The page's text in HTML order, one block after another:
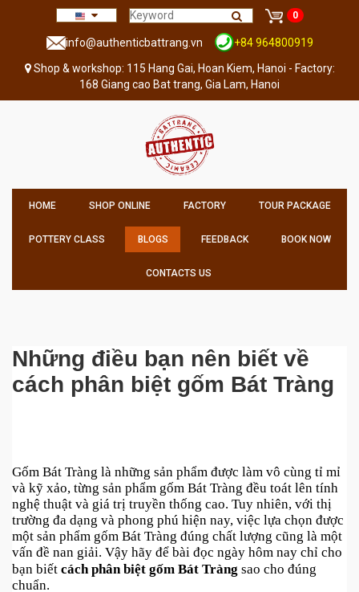
0
info@authenticbattrang.vn
+84 964800919
Shop & workshop: 115 Hang Gai, Hoan Kiem, Hanoi - Factory:
168 Giang cao Bat trang, Gia Lam, Hanoi
HOME SHOP ONLINE FACTORY TOUR PACKAGE
POTTERY CLASS BLOGS FEEDBACK BOOK NOW
CONTACTS US
Những điều bạn nên biết về
cách phân biệt gốm Bát Tràng
Gốm Bát Tràng là những sản phẩm được làm vô cùng tỉ mỉ
và kỹ xảo, từng sản phẩm gốm Bát Tràng đều toát lên tính
nghệ thuật và giá trị truyền thống cao. Tuy nhiên, với thị
trường đa dạng và phong phú hiện nay, việc lựa chọn được
một sản phẩm gốm Bát Tràng đúng chất lượng cũng là một
vấn đề nan giải. Vậy hãy để bài đọc ngày hôm nay chỉ cho
bạn biết cách phân biệt gốm Bát Tràng sao cho đúng
chuẩn.